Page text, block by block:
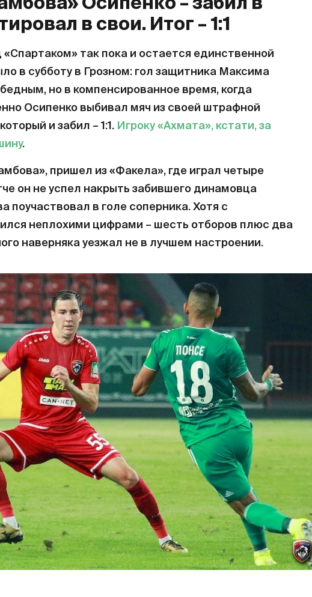
турнирах. Интересно, что до 2014 года
более убедительно: всего один проигрыш в 39
пять поражений случились в последних 14
на этом отрезке «Локо» выигрывал чаще – семь
вы, конечно, знаете.
Осипенко – забил в
в свои. Итог – 1:1
так пока и остается единственной
в субботу в Грозном: гол защитника Максима
но в компенсированное время, когда
Осипенко выбивал мяч из своей штрафной
и забил – 1:1.Игроку «Ахмата», кстати, за
.
пришел из «Факела», где играл четыре
он не успел накрыть забившего динамовца
поучаствовал в голе соперника. Хотя с
неплохими цифрами – шесть отборов плюс два
наверняка уезжал не в лучшем настроении.